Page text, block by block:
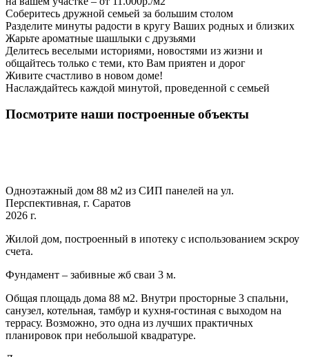
Соберитесь дружной семьей за большим столом
Разделите минуты радости в кругу Ваших родных и близких
Жарьте ароматные шашлыки с друзьями
Делитесь веселыми историями, новостями из жизни и
общайтесь только с теми, кто Вам приятен и дорог
Живите счастливо в новом доме!
Наслаждайтесь каждой минутой, проведенной с семьей
Посмотрите наши построенные объекты
Одноэтажный дом 88 м2 из СИП панелей на ул.
Перспективная, г. Саратов
2026 г.
Жилой дом, построенный в ипотеку с использованием эскроу
счета.
Фундамент – забивные жб сваи 3 м.
Общая площадь дома 88 м2. Внутри просторные 3 спальни,
санузел, котельная, тамбур и кухня-гостиная с выходом на
террасу. Возможно, это одна из лучших практичных
планировок при небольшой квадратуре.